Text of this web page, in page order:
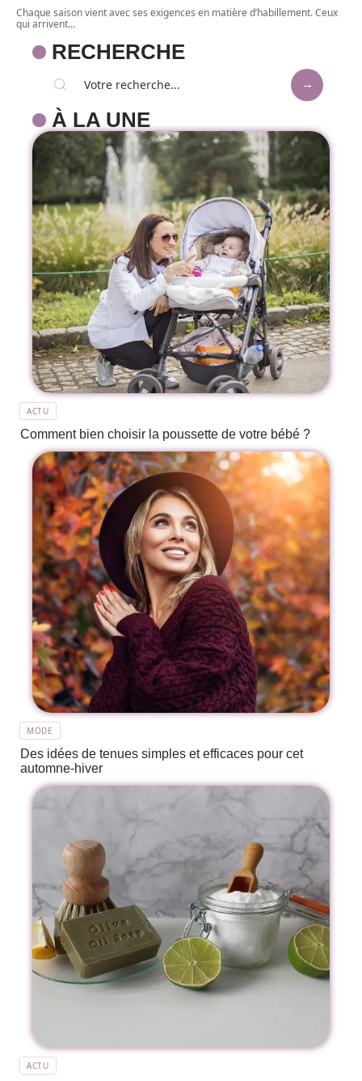
Chaque saison vient avec ses exigences en matière d’habillement. Ceux
qui arrivent…
RECHERCHE
À LA UNE
ACTU
Comment bien choisir la poussette de votre bébé ?
MODE
Des idées de tenues simples et efficaces pour cet
automne-hiver
ACTU